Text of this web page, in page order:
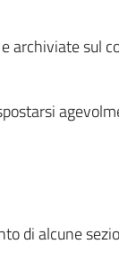
sul
di alcune